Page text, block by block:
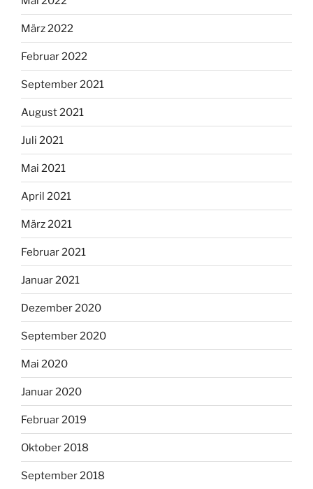
März 2022
Februar 2022
September 2021
August 2021
Juli 2021
Mai 2021
April 2021
März 2021
Februar 2021
Januar 2021
Dezember 2020
September 2020
Mai 2020
Januar 2020
Februar 2019
Oktober 2018
September 2018